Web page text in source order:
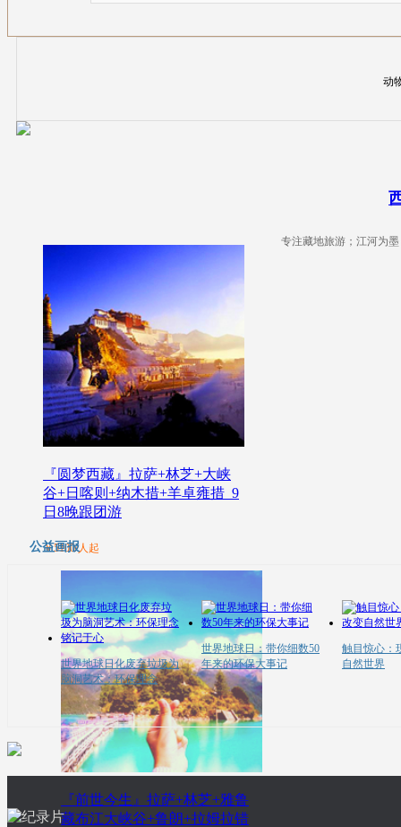
动
专注藏地旅游；江河为
『圆梦西藏』拉萨+林芝+大峡
谷+日喀则+纳木措+羊卓雍措_9
日8晚跟团游
￥5100/人起
『前世今生』拉萨+林芝+雅鲁
藏布江大峡谷+鲁朗+拉姆拉错
公益画报
世界地球日化废弃垃圾为
脑洞艺术：环保理念
世界地球日：带你细数50
年来的环保大事记
触目惊心：
自然世界
李冰冰携众明星助力环
保，号召保护野生动物